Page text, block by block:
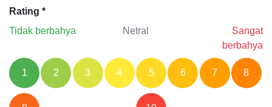
Rating *
Tidak berbahya
Netral
Sangat
berbahya
1 2 3 4 5 6 7 8